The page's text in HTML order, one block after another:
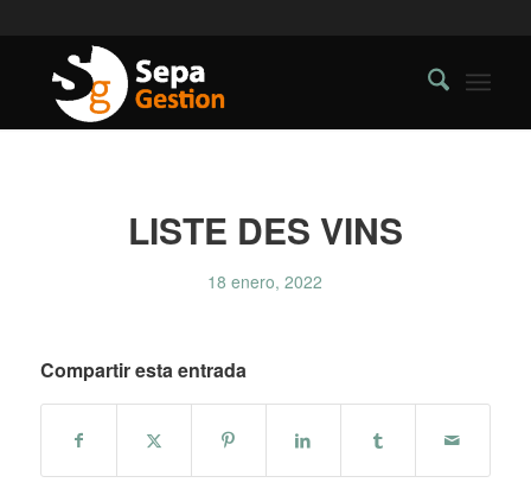
LISTE DES VINS
18 enero, 2022
Compartir esta entrada